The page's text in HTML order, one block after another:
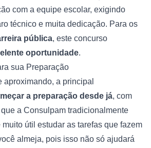
com a equipe escolar, exigindo
técnico e muita dedicação. Para os
pública, este concurso
oportunidade.
sua Preparação
aproximando, a principal
a preparação desde já, com
a Consulpam tradicionalmente
útil estudar as tarefas que fazem
almeja, pois isso não só ajudará